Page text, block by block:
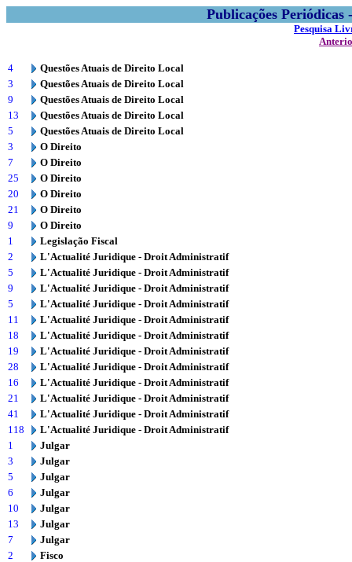
Publicações
Pesquisa
4
Questões Atuais de Direito Local
3
Questões Atuais de Direito Local
9
Questões Atuais de Direito Local
13
Questões Atuais de Direito Local
5
Questões Atuais de Direito Local
3
O Direito
7
O Direito
25
O Direito
20
O Direito
21
O Direito
9
O Direito
1
Legislação Fiscal
2
L'Actualité Juridique - Droit Administratif
5
L'Actualité Juridique - Droit Administratif
9
L'Actualité Juridique - Droit Administratif
5
L'Actualité Juridique - Droit Administratif
11
L'Actualité Juridique - Droit Administratif
18
L'Actualité Juridique - Droit Administratif
19
L'Actualité Juridique - Droit Administratif
28
L'Actualité Juridique - Droit Administratif
16
L'Actualité Juridique - Droit Administratif
21
L'Actualité Juridique - Droit Administratif
41
L'Actualité Juridique - Droit Administratif
118
L'Actualité Juridique - Droit Administratif
1
Julgar
3
Julgar
5
Julgar
6
Julgar
10
Julgar
13
Julgar
7
Julgar
2
Fisco